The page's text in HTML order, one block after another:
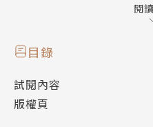
某天，深冬從沉睡的姑
將會遭受魔幻寫實主義的大
閱
目錄
試閱內容
版權頁